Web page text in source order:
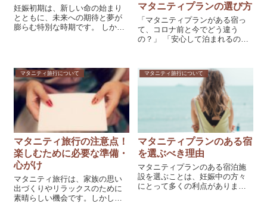
妊娠初期は、新しい命の始まり
とともに、未来への期待と夢が
膨らむ特別な時期です。 しか
婦さんは、さまざまなリスクや
不安を抱えること...
マタニティプランの選び方
「マタニティプランがある宿っ
て、コロナ前と今でどう違う
の？」 「安心して泊まれるのか
せんか？ どんなサービスが変わ
ったのか知りたい コロナ後の宿
泊で気をつけるポイントがわか
マタニティ旅行について
マタニティ旅行の注意点！
楽しむために必要な準備・
心がけ
マタニティ旅行は、家族の思い
出づくりやリラックスのために
素晴らしい機会です。しかし、
マタニティ旅行について
マタニティプランのある宿
を選ぶべき理由
マタニティプランのある宿泊施
設を選ぶことは、妊娠中の方々
にとって多くの利点がありま